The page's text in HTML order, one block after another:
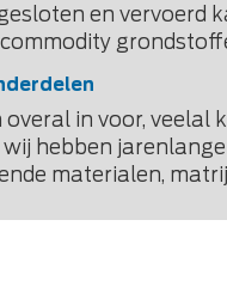
en vervoerd
in voor,
hebben
materialen,